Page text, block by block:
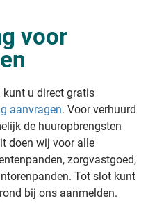
voor
kunt u direct gratis
aanvragen. Voor verhuurd
de huuropbrengsten
doen wij voor alle
zorgvastgoed,
Tot slot kunt
bij ons aanmelden.